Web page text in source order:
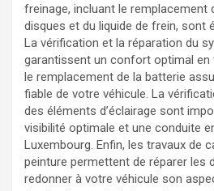
freinage, incluant le remplacement
disques et du liquide de frein, sont
La vérification et la réparation du
garantissent un confort optimal
le remplacement de la batterie
fiable de votre véhicule. La
des éléments d’éclairage sont
visibilité optimale et une conduite
Luxembourg. Enfin, les travaux de
peinture permettent de réparer les
redonner à votre véhicule son